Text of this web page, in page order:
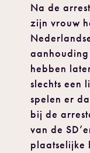
Na de
zijn vrouw
hebben
slechts een
spelen er
bij de
van de
plaatselijke